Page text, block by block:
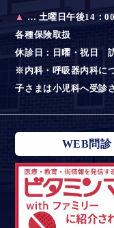
▲ … 土曜日午後14：
各種保険取扱
休診日：日曜・祝日
※内科・呼吸器内科に
子さまは小児科へ受診
WEB問診